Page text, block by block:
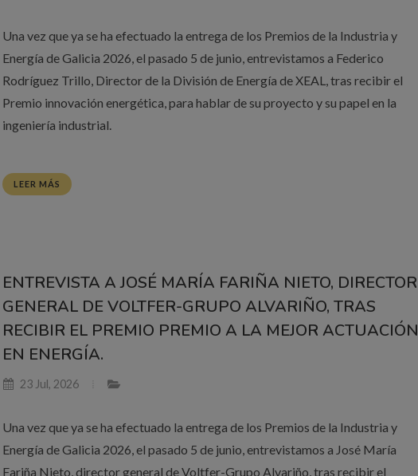
Una vez que ya se ha efectuado la entrega de los Premios de la Industria y
Energía de Galicia 2026, el pasado 5 de junio, entrevistamos a Federico
Rodríguez Trillo, Director de la División de Energía de XEAL, tras recibir el
Premio innovación energética, para hablar de su proyecto y su papel en la
ingeniería industrial.
LEER MÁS
ENTREVISTA A JOSÉ MARÍA FARIÑA NIETO, DIRECTOR
GENERAL DE VOLTFER-GRUPO ALVARIÑO, TRAS
RECIBIR EL PREMIO PREMIO A LA MEJOR ACTUACIÓN
EN ENERGÍA.
23 Jul, 2026
Una vez que ya se ha efectuado la entrega de los Premios de la Industria y
Energía de Galicia 2026, el pasado 5 de junio, entrevistamos a José María
Fariña Nieto, director general de Voltfer-Grupo Alvariño, tras recibir el